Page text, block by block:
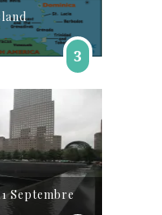
3
Septembre